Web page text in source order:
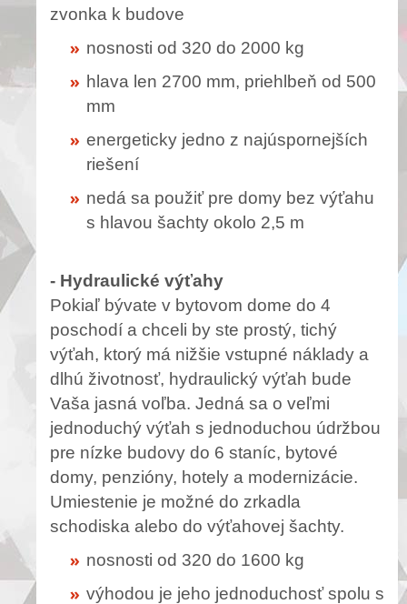
zvonka k budove
nosnosti od 320 do 2000 kg
hlava len 2700 mm, priehlbeň od 500
mm
energeticky jedno z najúspornejších
riešení
nedá sa použiť pre domy bez výťahu
s hlavou šachty okolo 2,5 m
- Hydraulické výťahy
Pokiaľ bývate v bytovom dome do 4
poschodí a chceli by ste prostý, tichý
výťah, ktorý má nižšie vstupné náklady a
dlhú životnosť, hydraulický výťah bude
Vaša jasná voľba. Jedná sa o veľmi
jednoduchý výťah s jednoduchou údržbou
pre nízke budovy do 6 staníc, bytové
domy, penzióny, hotely a modernizácie.
Umiestenie je možné do zrkadla
schodiska alebo do výťahovej šachty.
nosnosti od 320 do 1600 kg
výhodou je jeho jednoduchosť spolu s